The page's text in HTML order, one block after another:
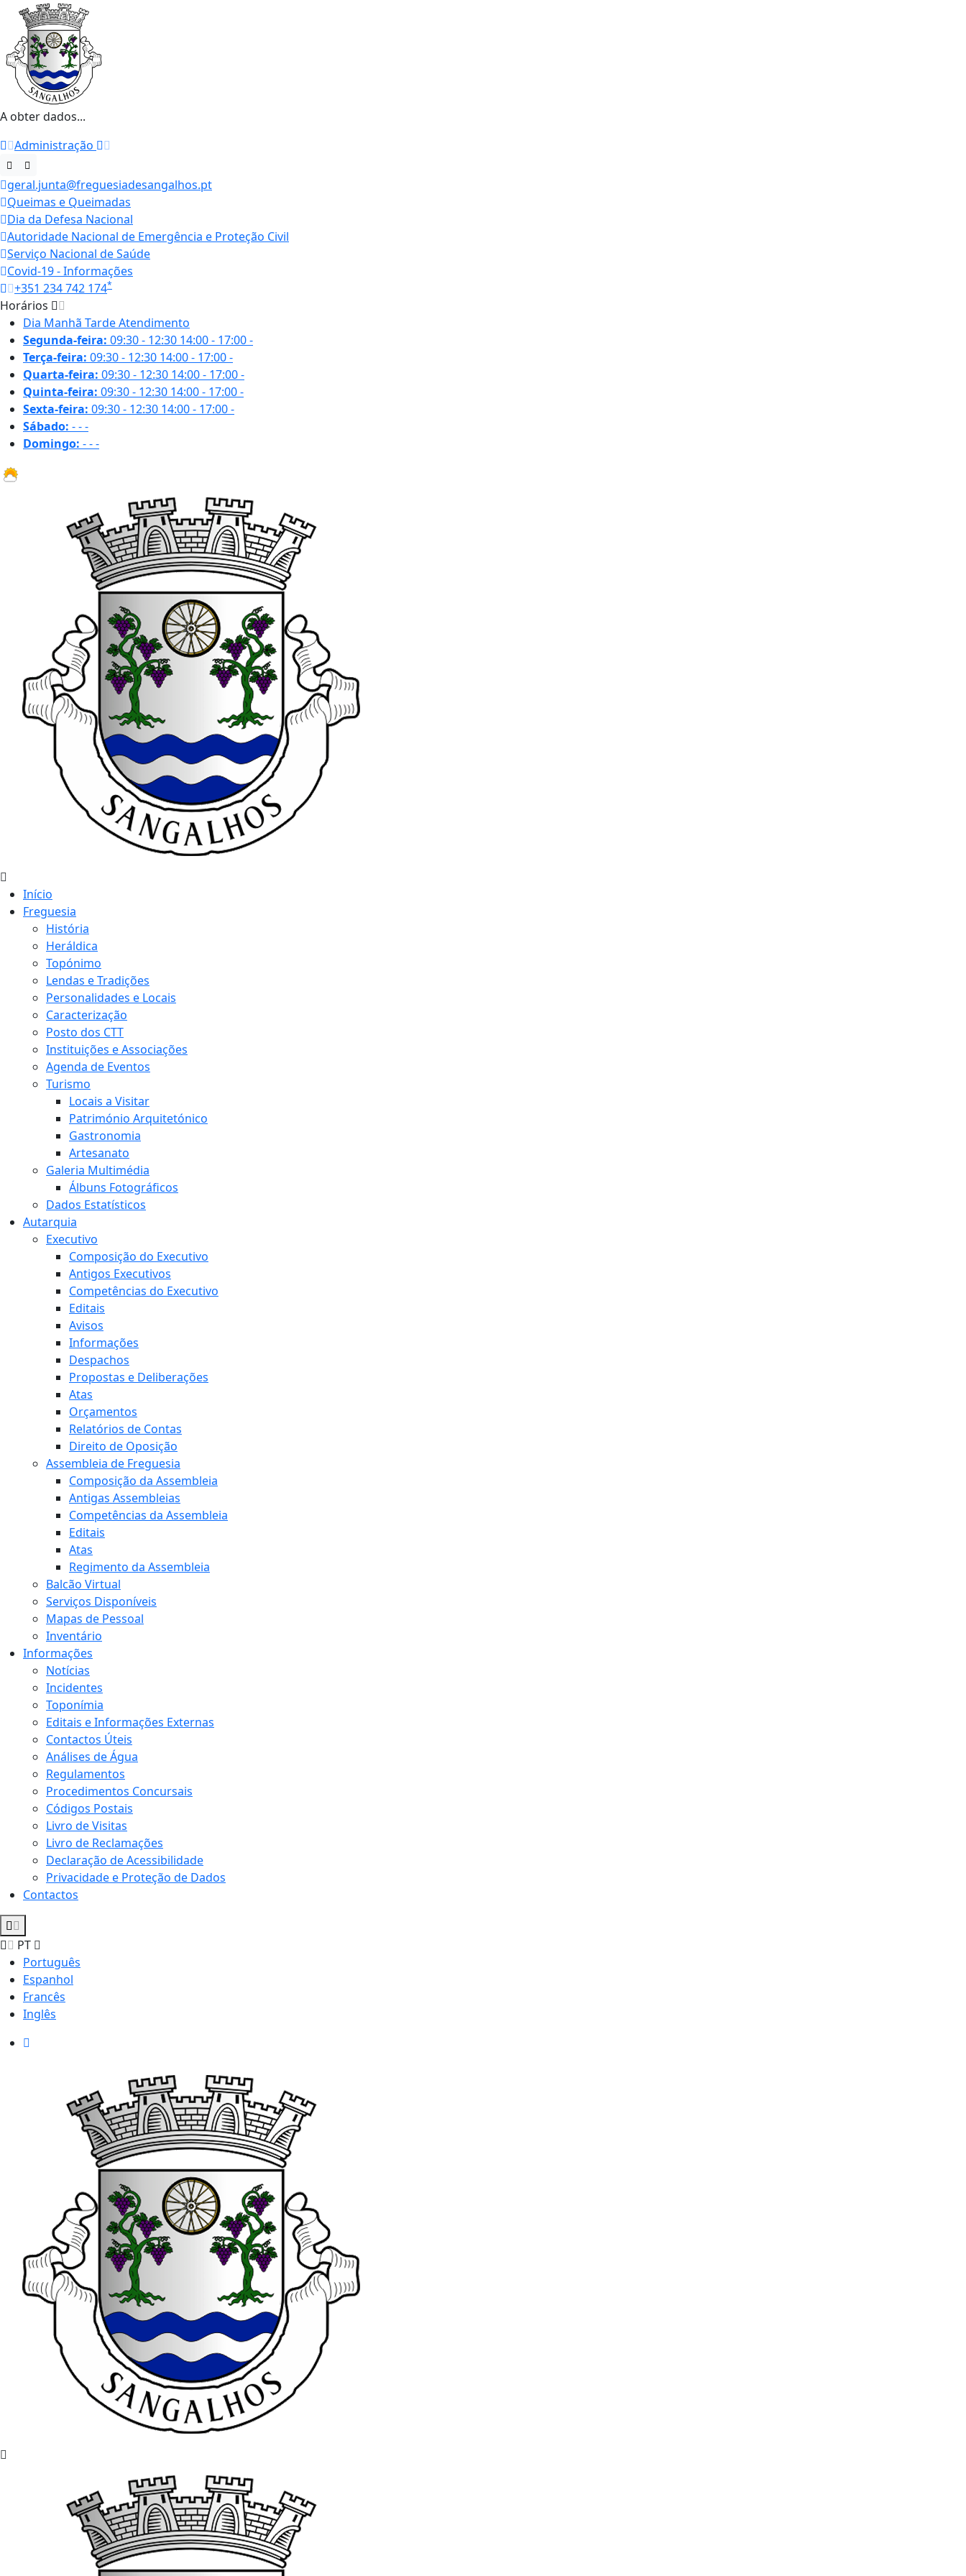
A obter dados...
Administração
geral.junta@freguesiadesangalhos.pt
Queimas e Queimadas
Dia da Defesa Nacional
Autoridade Nacional de Emergência e Proteção Civil
Serviço Nacional de Saúde
Covid-19 - Informações
+351 234 742 174*
Horários
Dia Manhã TardeAtendimento
Segunda-feira: 09:30 - 12:30 14:00 - 17:00-
Terça-feira: 09:30 - 12:30 14:00 - 17:00-
Quarta-feira: 09:30 - 12:30 14:00 - 17:00-
Quinta-feira: 09:30 - 12:30 14:00 - 17:00-
Sexta-feira: 09:30 - 12:30 14:00 - 17:00-
Sábado: ---
Domingo: ---
Início
Freguesia
História
Heráldica
Topónimo
Lendas e Tradições
Personalidades e Locais
Caracterização
Posto dos CTT
Instituições e Associações
Agenda de Eventos
Turismo
Locais a Visitar
Património Arquitetónico
Gastronomia
Artesanato
Galeria Multimédia
Álbuns Fotográficos
Dados Estatísticos
Autarquia
Executivo
Composição do Executivo
Antigos Executivos
Competências do Executivo
Editais
Avisos
Informações
Despachos
Propostas e Deliberações
Atas
Orçamentos
Relatórios de Contas
Direito de Oposição
Assembleia de Freguesia
Composição da Assembleia
Antigas Assembleias
Competências da Assembleia
Editais
Atas
Regimento da Assembleia
Balcão Virtual
Serviços Disponíveis
Mapas de Pessoal
Inventário
Informações
Notícias
Incidentes
Toponímia
Editais e Informações Externas
Contactos Úteis
Análises de Água
Regulamentos
Procedimentos Concursais
Códigos Postais
Livro de Visitas
Livro de Reclamações
Declaração de Acessibilidade
Privacidade e Proteção de Dados
Contactos
PT
Português
Espanhol
Francês
Inglês